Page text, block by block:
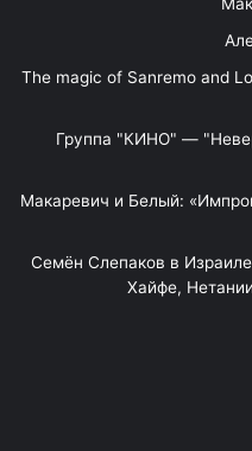
"The magic of Sanremo and
Группа "КИНО" —
Макаревич и Белый:
Семён Слепаков в
Хайфе,